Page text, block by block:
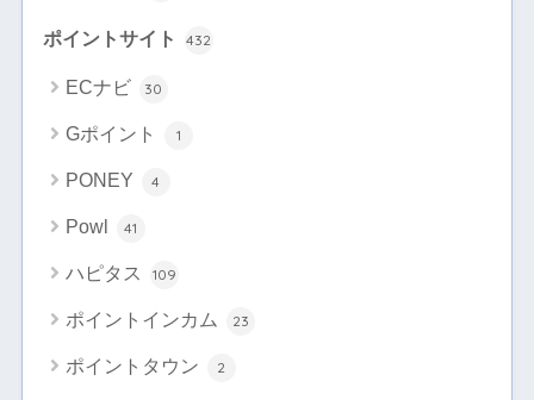
ポイントサイト 432
ECナビ 30
Gポイント 1
PONEY 4
Powl 41
ハピタス 109
ポイントインカム 23
ポイントタウン 2